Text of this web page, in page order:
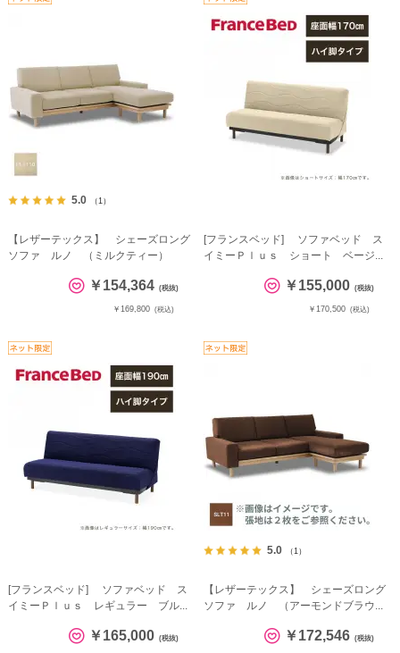
5.0 （1）
【レザーテックス】 シェーズロング
ソファ ルノ （ミルクティー）
￥154,364 (税抜)
￥169,800 (税込)
[フランスベッド] ソファベッド ス
イミーＰｌｕｓ ショート ベージ...
￥155,000 (税抜)
￥170,500 (税込)
[フランスベッド] ソファベッド ス
イミーＰｌｕｓ レギュラー ブル...
￥165,000 (税抜)
5.0 （1）
【レザーテックス】 シェーズロング
ソファ ルノ （アーモンドブラウ...
￥172,546 (税抜)